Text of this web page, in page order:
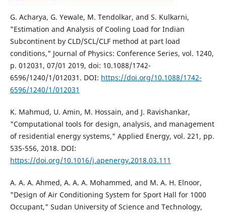
G. Acharya, G. Yewale, M. Tendolkar, and S. Kulkarni,
"Estimation and Analysis of Cooling Load for Indian
Subcontinent by CLD/SCL/CLF method at part load
conditions," Journal of Physics: Conference Series, vol. 1240,
p. 012031, 07/01 2019, doi: 10.1088/1742-
6596/1240/1/012031. DOI: https://doi.org/10.1088/1742-
6596/1240/1/012031
K. Mahmud, U. Amin, M. Hossain, and J. Ravishankar,
"Computational tools for design, analysis, and management
of residential energy systems," Applied Energy, vol. 221, pp.
535-556, 2018. DOI:
https://doi.org/10.1016/j.apenergy.2018.03.111
A. A. A. Ahmed, A. A. A. Mohammed, and M. A. H. Elnoor,
"Design of Air Conditioning System for Sport Hall for 1000
Occupant," Sudan University of Science and Technology,